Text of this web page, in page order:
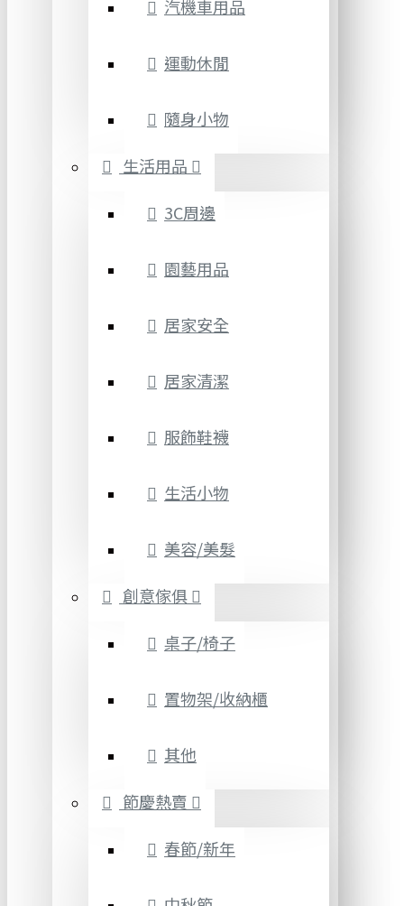
汽機車用品
運動休閒
隨身小物
生活用品
3C周邊
園藝用品
居家安全
居家清潔
服飾鞋襪
生活小物
美容/美髮
創意傢俱
桌子/椅子
置物架/收納櫃
其他
節慶熱賣
春節/新年